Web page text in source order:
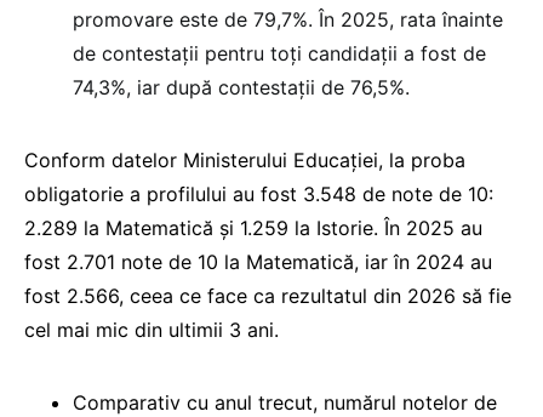
promovare este de 79,7%. În 2025, rata înainte
de contestații pentru toți candidații a fost de
74,3%, iar după contestații de 76,5%.
Conform datelor Ministerului Educației, la proba
obligatorie a profilului au fost 3.548 de note de 10:
2.289 la Matematică și 1.259 la Istorie. În 2025 au
fost 2.701 note de 10 la Matematică, iar în 2024 au
fost 2.566, ceea ce face ca rezultatul din 2026 să fie
cel mai mic din ultimii 3 ani.
Comparativ cu anul trecut, numărul notelor de